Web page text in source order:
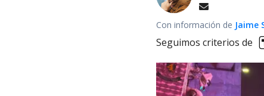
Con información de Jaime
Seguimos criterios de